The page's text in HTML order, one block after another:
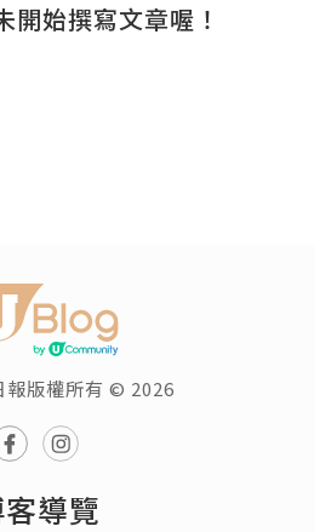
開始撰寫文章喔！
報版權所有 © 2026
導覽